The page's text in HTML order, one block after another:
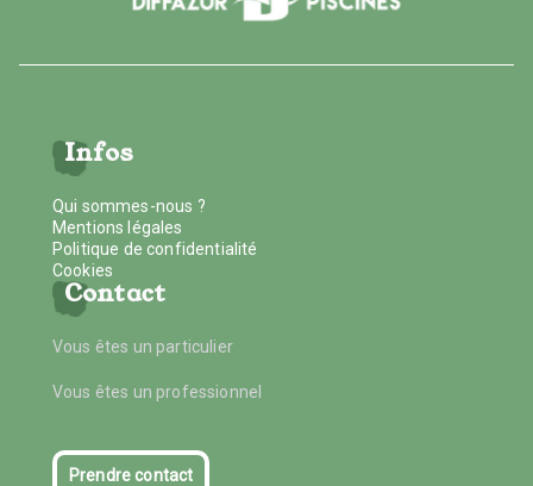
Infos
Qui sommes-nous ?
Mentions légales
Politique de confidentialité
Cookies
Contact
Vous êtes un particulier
Vous êtes un professionnel
Prendre contact